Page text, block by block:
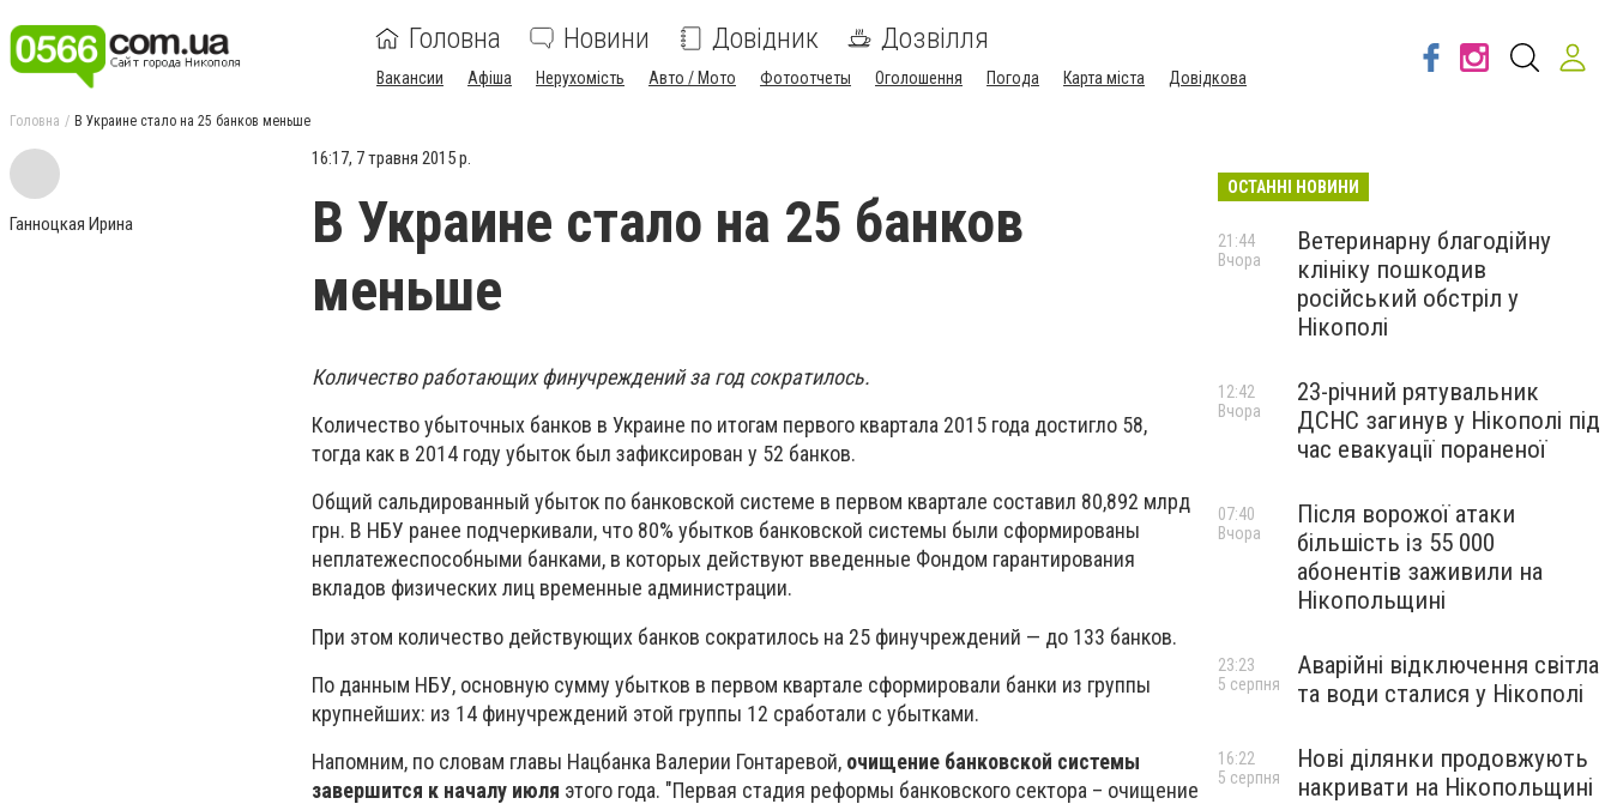
Головна Новини Довідник Дозвілля
Вакансии Афіша Нерухомість Авто / Мото Фотоотчеты Оголошення Погода Карта міста Довідкова
Головна В Украине стало на 25 банков меньше
Ганноцкая Ирина
16:17, 7 травня 2015 р.
В Украине стало на 25 банков
меньше
Количество работающих финучреждений за год сократилось.
Количество убыточных банков в Украине по итогам первого квартала 2015 года достигло 58,
тогда как в 2014 году убыток был зафиксирован у 52 банков.
Общий сальдированный убыток по банковской системе в первом квартале составил 80,892 млрд
грн. В НБУ ранее подчеркивали, что 80% убытков банковской системы были сформированы
неплатежеспособными банками, в которых действуют введенные Фондом гарантирования
вкладов физических лиц временные администрации.
При этом количество действующих банков сократилось на 25 финучреждений — до 133 банков.
По данным НБУ, основную сумму убытков в первом квартале сформировали банки из группы
крупнейших: из 14 финучреждений этой группы 12 сработали с убытками.
Напомним, по словам главы Нацбанка Валерии Гонтаревой, очищение банковской системы
завершится к началу июля этого года. "Первая стадия реформы банковского сектора – очищение
ОСТАННІ НОВИНИ
Ветеринарну благодійну
клініку пошкодив
російський обстріл у
Нікополі
21:44
Вчора
23-річний рятувальник
ДСНС загинув у Нікополі під
час евакуації пораненої
12:42
Вчора
Після ворожої атаки
більшість із 55 000
абонентів заживили на
Нікопольщині
07:40
Вчора
Аварійні відключення світла
та води сталися у Нікополі
23:23
5 серпня
Нові ділянки продовжують
накривати на Нікопольщині
16:22
5 серпня